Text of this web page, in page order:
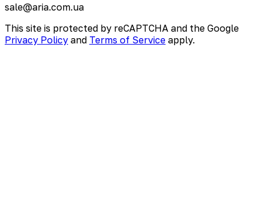
sale@aria.com.ua
This site is protected by reCAPTCHA and the Google
Privacy Policy and Terms of Service apply.